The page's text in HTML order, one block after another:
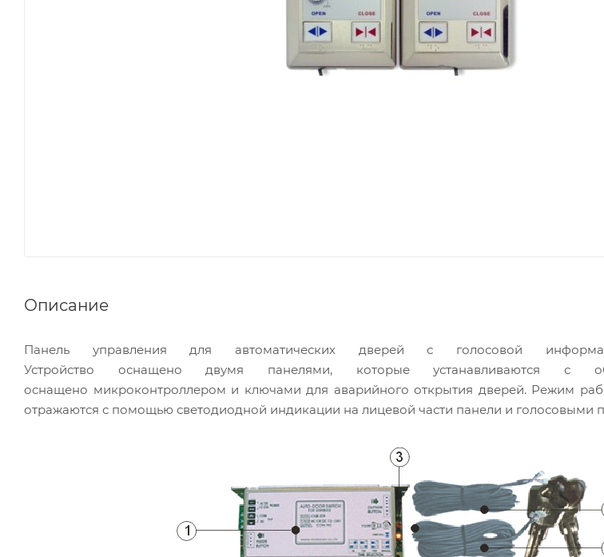
Описание
Панель управления для автоматических дверей с голосовой
Устройство оснащено двумя панелями, которые устанавливаются с
оснащено микроконтроллером и ключами для аварийного открытия дверей. Режим
отражаются с помощью светодиодной индикации на лицевой части панели и голосовыми